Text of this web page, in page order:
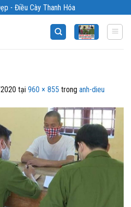
- Điều Cày Thanh Hóa
tại 960 × 855 trong anh-dieu